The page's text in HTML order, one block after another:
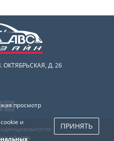
ОКТЯБРЬСКАЯ, Д. 26
оферта
просмотр
и
ПРИНЯТЬ